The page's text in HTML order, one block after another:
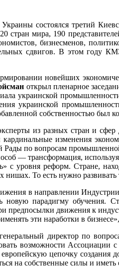
Украины состоялся третий
стран мира, 190
бизнесменов,
сдвигов. В этом году
новейших
открыл пленарное
украинской
украинской
собственностью был
из разных стран и
изменения
Рады по вопросам
— трансформация,
с уровня реформ. Стране,
То есть нужно развивать
в направлении
новую парадигму обучения.
предпосылки движения к
эти наработки в
директор по
возможности
цепочку
на собственные силы и